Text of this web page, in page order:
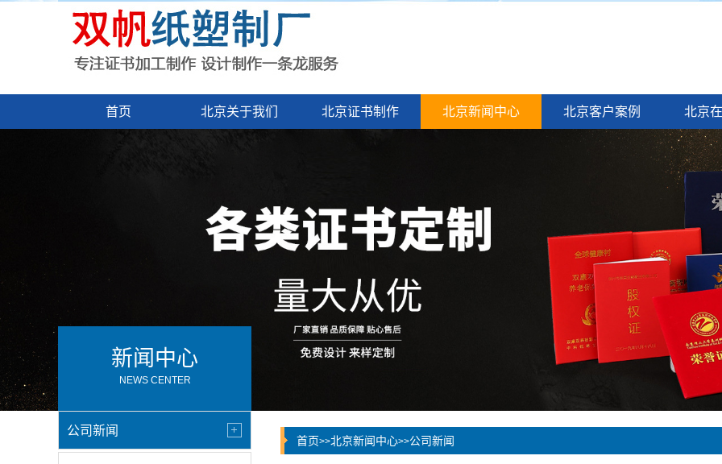
首页 北京关于我们 北京证书制作 北京新闻中心 北京客户案例 北京
新闻中心
NEWS CENTER
公司新闻
首页>>北京新闻中心>>公司新闻